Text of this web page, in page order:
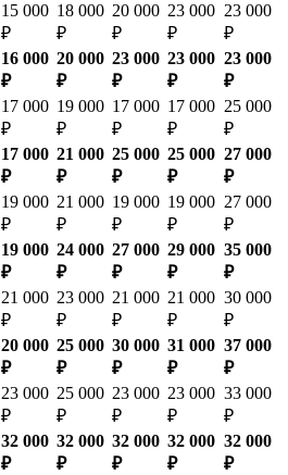
15 000
₽
18 000
₽
20 000
₽
23 000
₽
23 000
₽
16 000
₽
20 000
₽
23 000
₽
23 000
₽
23 000
₽
17 000
₽
19 000
₽
17 000
₽
17 000
₽
25 000
₽
17 000
₽
21 000
₽
25 000
₽
25 000
₽
27 000
₽
19 000
₽
21 000
₽
19 000
₽
19 000
₽
27 000
₽
19 000
₽
24 000
₽
27 000
₽
29 000
₽
35 000
₽
21 000
₽
23 000
₽
21 000
₽
21 000
₽
30 000
₽
20 000
₽
25 000
₽
30 000
₽
31 000
₽
37 000
₽
23 000
₽
25 000
₽
23 000
₽
23 000
₽
33 000
₽
32 000
₽
32 000
₽
32 000
₽
32 000
₽
32 000
₽